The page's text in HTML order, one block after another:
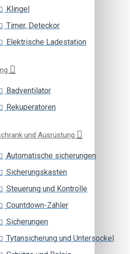
Klingel
Timer, Deteckor
Elektrische Ladestation
Badventilator
Rekuperatoren
und Ausrüstung
Automatische sicherungen
Sicherungskasten
Steuerung und Kontrolle
Countdown-Zähler
Sicherungen
Tytansicherung und Untersockel